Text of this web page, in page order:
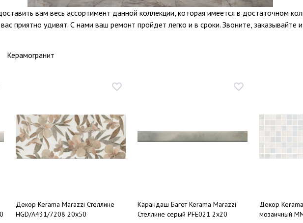
вам весь ассортимент данной коллекции, которая имеется в достаточном
приятно удивят. С нами ваш ремонт пройдет легко и в сроки. Звоните, заказывайте
Керамогранит
Декор Kerama Marazzi Стеллине
HGD/A431/7208 20х50
Карандаш Багет Kerama Marazzi
Стеллине серый PFE021 2х20
Декор
мозаичный